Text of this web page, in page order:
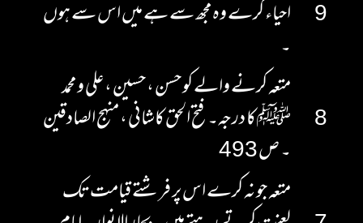
9
احیاء کرے وہ مجھ سے ہے میں اس سے ہوں
۔
8
متعہ کرنے والے کو حسن ، حسین ، علی و محمد
ﷺ کا درجہ۔ فتح الحق کاشانی ، منہج الصادقین
۔ ص 493
متعہ جو نہ کرے اس پر فرشتے قیامت تک